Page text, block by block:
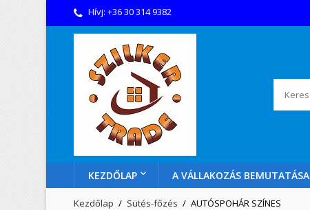
Hívj:+36 30 314 9382
KEZDŐLAP A VÁLLAKOZÁS BEMUTATÁSA
Kezdőlap Sütés-főzés AUTÓSPOHÁR SZÍNES